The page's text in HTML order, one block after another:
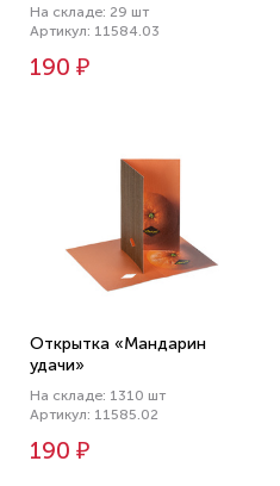
На складе: 29 шт
Артикул: 11584.03
190 ₽
Открытка «Мандарин
удачи»
На складе: 1310 шт
Артикул: 11585.02
190 ₽